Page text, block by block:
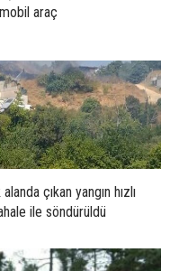
araç
çıkan yangın hızlı
ile söndürüldü